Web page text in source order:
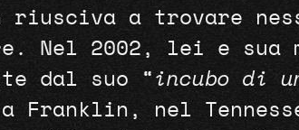
riusciva a trovare
Nel 2002, lei e sua
dal suo “ incubo di
Franklin, nel